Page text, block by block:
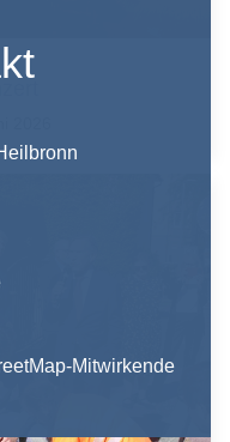
Mitwirkende